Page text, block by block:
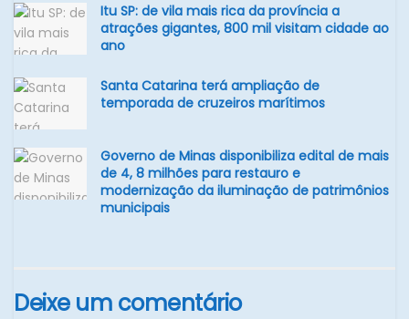
Itu SP: de vila mais rica da província a
atrações gigantes, 800 mil visitam cidade ao
ano
Santa Catarina terá ampliação de
temporada de cruzeiros marítimos
Governo de Minas disponibiliza edital de mais
de 4, 8 milhões para restauro e
modernização da iluminação de patrimônios
municipais
Deixe um comentário